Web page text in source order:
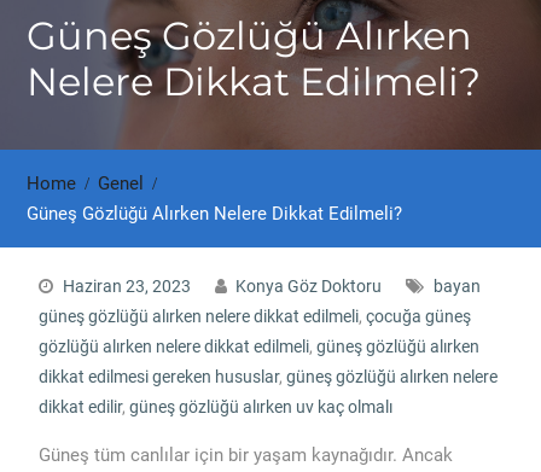
Güneş Gözlüğü Alırken
Nelere Dikkat Edilmeli?
Home
Genel
Güneş Gözlüğü Alırken Nelere Dikkat Edilmeli?
Haziran 23, 2023 Konya Göz Doktoru
bayan
güneş gözlüğü alırken nelere dikkat edilmeli, çocuğa güneş
gözlüğü alırken nelere dikkat edilmeli, güneş gözlüğü alırken
dikkat edilmesi gereken hususlar, güneş gözlüğü alırken nelere
dikkat edilir, güneş gözlüğü alırken uv kaç olmalı
Güneş tüm canlılar için bir yaşam kaynağıdır. Ancak